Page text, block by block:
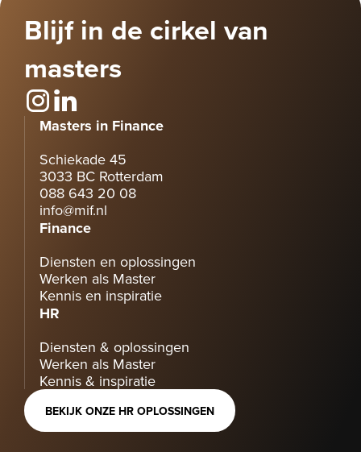
Blijf in de cirkel van
masters
Masters in Finance
Schiekade 45
3033 BC Rotterdam
088 643 20 08
info@mif.nl
Finance
Diensten en oplossingen
Werken als Master
Kennis en inspiratie
HR
Diensten & oplossingen
Werken als Master
Kennis & inspiratie
BEKIJK ONZE HR OPLOSSINGEN